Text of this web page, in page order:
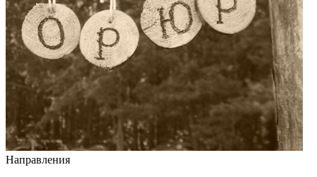
Направления